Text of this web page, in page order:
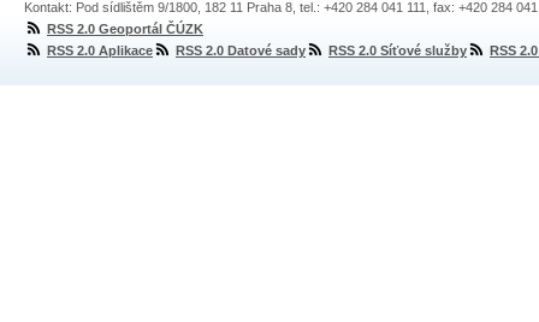
Kontakt: Pod sídlištěm 9/1800, 182 11 Praha 8, tel.: +420 284 041 111, fax: +420 284
RSS 2.0 Geoportál ČÚZK
RSS 2.0 Aplikace
RSS 2.0 Datové sady RSS 2.0 Síťové služby RSS